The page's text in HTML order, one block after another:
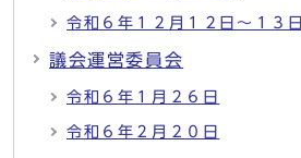
令和６年１２月１２日～１３日
議会運営委員会
令和６年１月２６日
令和６年２月２０日